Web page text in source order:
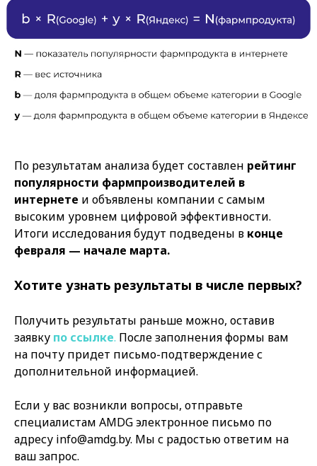
По результатам анализа будет составлен рейтинг
популярности фармпроизводителей в
интернете и объявлены компании с самым
высоким уровнем цифровой эффективности.
Итоги исследования будут подведены в конце
февраля — начале марта.
Хотите узнать результаты в числе первых?
Получить результаты раньше можно, оставив
заявку по ссылке. После заполнения формы вам
на почту придет письмо-подтверждение с
дополнительной информацией.
Если у вас возникли вопросы, отправьте
специалистам AMDG электронное письмо по
адресу info@amdg.by. Мы с радостью ответим на
ваш запрос.